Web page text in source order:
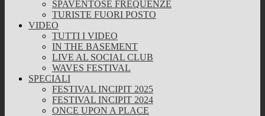
SPAVENTOSE FREQUENZE
TURISTE FUORI POSTO
VIDEO
TUTTI I VIDEO
IN THE BASEMENT
LIVE AL SOCIAL CLUB
WAVES FESTIVAL
SPECIALI
FESTIVAL INCIPIT 2025
FESTIVAL INCIPIT 2024
ONCE UPON A PLACE